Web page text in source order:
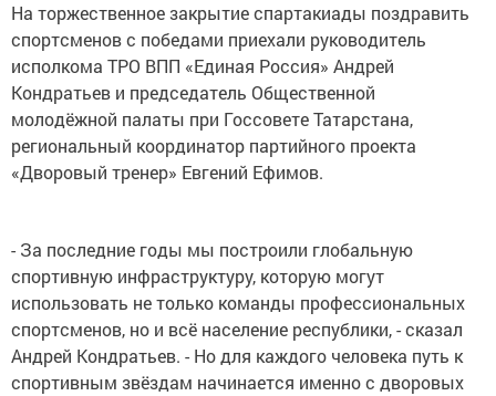
На торжественное закрытие спартакиады поздравить
спортсменов с победами приехали руководитель
исполкома ТРО ВПП «Единая Россия» Андрей
Кондратьев и председатель Общественной
молодёжной палаты при Госсовете Татарстана,
региональный координатор партийного проекта
«Дворовый тренер» Евгений Ефимов.
- За последние годы мы построили глобальную
спортивную инфраструктуру, которую могут
использовать не только команды профессиональных
спортсменов, но и всё население республики, - сказал
Андрей Кондратьев. - Но для каждого человека путь к
спортивным звёздам начинается именно с дворовых